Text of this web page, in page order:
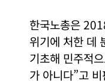
한국노총은
위기에 처한 데
기초해 민주적
가 아니다”고